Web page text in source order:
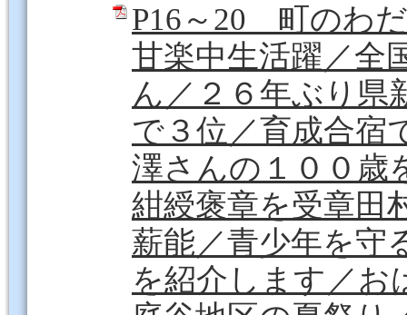
P16～20 町のわ
甘楽中生活躍／全
ん／２６年ぶり県
で３位／育成合宿
澤さんの１００歳
紺綬褒章を受章田
薪能／青少年を守
を紹介します／お